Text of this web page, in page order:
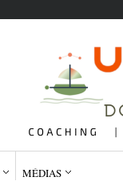
MÉDIAS